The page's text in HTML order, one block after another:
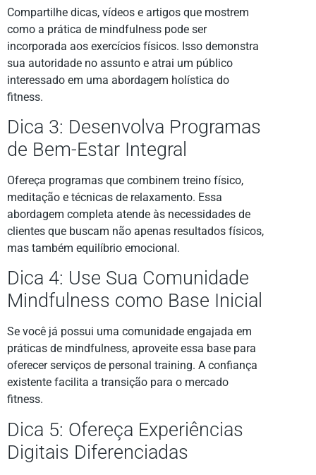
Compartilhe dicas, vídeos e artigos que mostrem
como a prática de mindfulness pode ser
incorporada aos exercícios físicos. Isso demonstra
sua autoridade no assunto e atrai um público
interessado em uma abordagem holística do
fitness.
Dica 3: Desenvolva Programas
de Bem-Estar Integral
Ofereça programas que combinem treino físico,
meditação e técnicas de relaxamento. Essa
abordagem completa atende às necessidades de
clientes que buscam não apenas resultados físicos,
mas também equilíbrio emocional.
Dica 4: Use Sua Comunidade
Mindfulness como Base Inicial
Se você já possui uma comunidade engajada em
práticas de mindfulness, aproveite essa base para
oferecer serviços de personal training. A confiança
existente facilita a transição para o mercado
fitness.
Dica 5: Ofereça Experiências
Digitais Diferenciadas